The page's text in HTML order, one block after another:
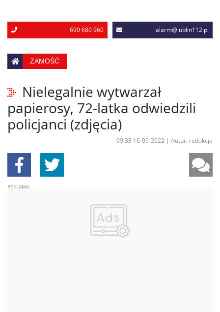
690 680 960 alarm@lublin112.pl
ZAMOŚĆ
Nielegalnie wytwarzał
papierosy, 72-latka odwiedzili
policjanci (zdjęcia)
09:33 16-09-2022 | Autor: redakcja